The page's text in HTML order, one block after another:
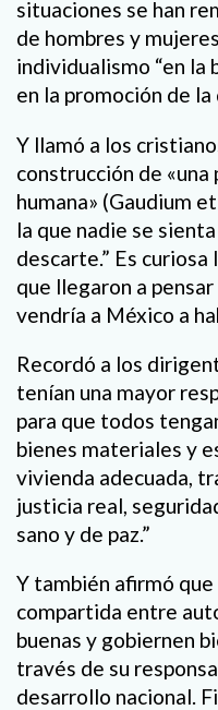
situaciones se han
de hombres y
individualismo “en la
en la promoción de la
Y llamó a los
construcción de
humana» (Gaudium
la que nadie se
descarte.” Es
que llegaron a
vendría a México a
Recordó a los
tenían una mayor
para que todos
bienes materiales y
vivienda adecuada,
justicia real,
sano y de paz.”
Y también afirmó
compartida entre
buenas y gobiernen
través de su
desarrollo nacional.